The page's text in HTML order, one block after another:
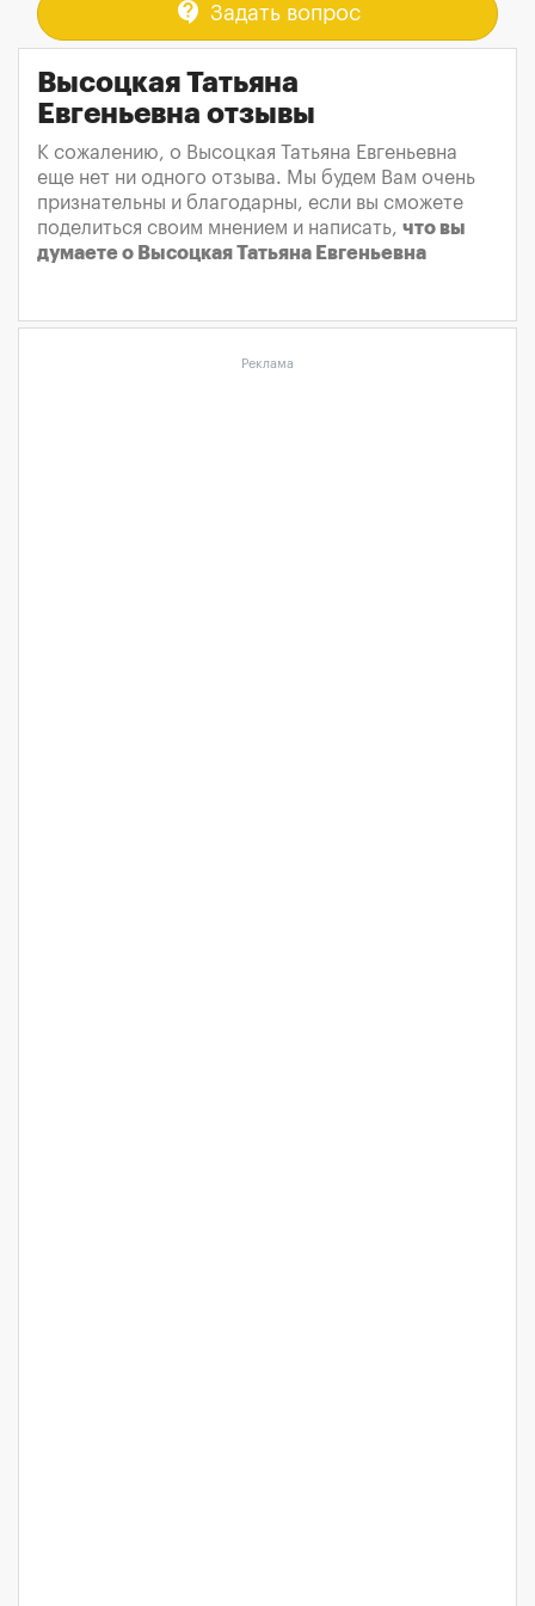
contact_support Задать вопрос
Высоцкая Татьяна
Евгеньевна отзывы
К сожалению, о Высоцкая Татьяна Евгеньевна
еще нет ни одного отзыва. Мы будем Вам очень
признательны и благодарны, если вы сможете
поделиться своим мнением и написать, что вы
думаете о Высоцкая Татьяна Евгеньевна
Реклама